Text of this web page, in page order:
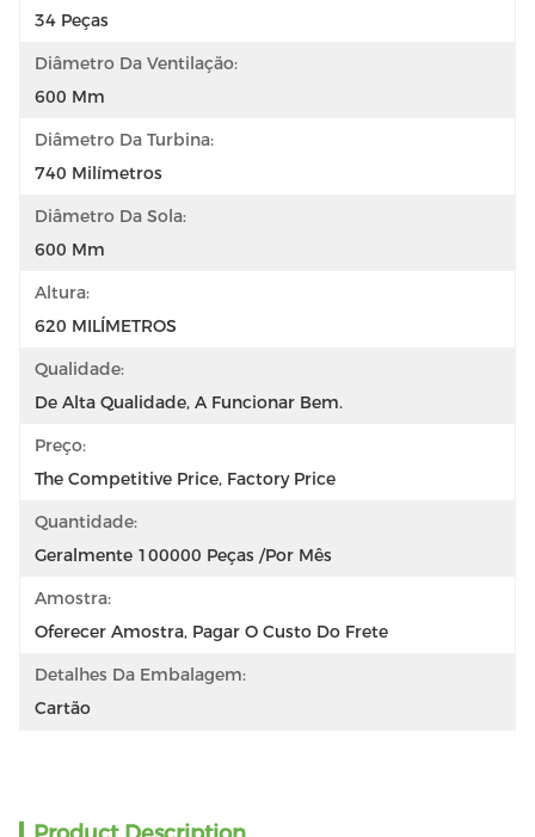
34 Peças
Diâmetro Da Ventilação:
600 Mm
Diâmetro Da Turbina:
740 Milímetros
Diâmetro Da Sola:
600 Mm
Altura:
620 MILÍMETROS
Qualidade:
De Alta Qualidade, A Funcionar Bem.
Preço:
The Competitive Price, Factory Price
Quantidade:
Geralmente 100000 Peças /por Mês
Amostra:
Oferecer Amostra, Pagar O Custo Do Frete
Detalhes Da Embalagem:
Cartão